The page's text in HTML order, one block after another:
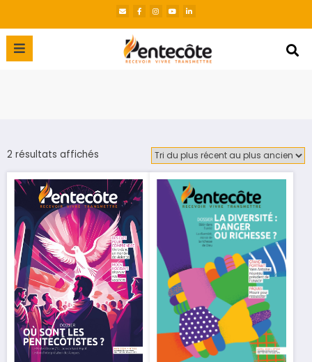
2 résultats affichés